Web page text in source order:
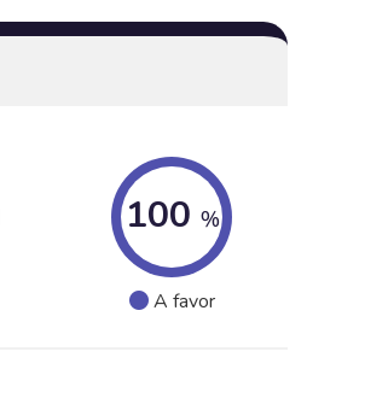
100 %
A favor